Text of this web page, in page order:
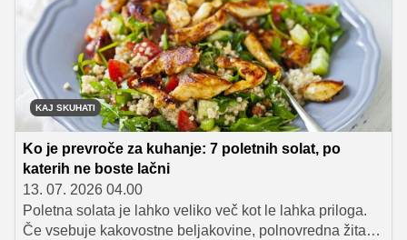
KAJ SKUHATI
Ko je prevroče za kuhanje: 7 poletnih solat, po
katerih ne boste lačni
13. 07. 2026 04.00
Poletna solata je lahko veliko več kot le lahka priloga.
Če vsebuje kakovostne beljakovine, polnovredna žita